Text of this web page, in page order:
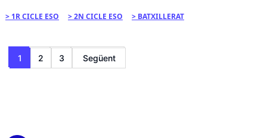
1R CICLE ESO 2N CICLE ESO BATXILLERAT
Paginació
de
1 2 3 Següent